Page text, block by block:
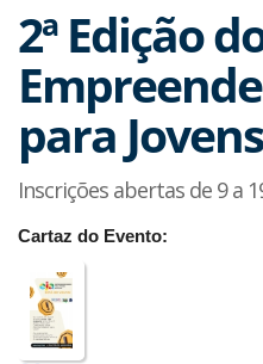
2ª Edição
para
Inscrições abertas de 9 a
Cartaz do Evento: